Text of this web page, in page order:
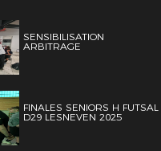
SENSIBILISATION
ARBITRAGE
FINALES SENIORS H FUTSAL
D29 LESNEVEN 2025